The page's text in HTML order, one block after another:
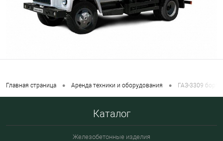
Главная страница • Аренда техники и оборудования • ГАЗ-3309 борт
Каталог
Железобетонные изделия